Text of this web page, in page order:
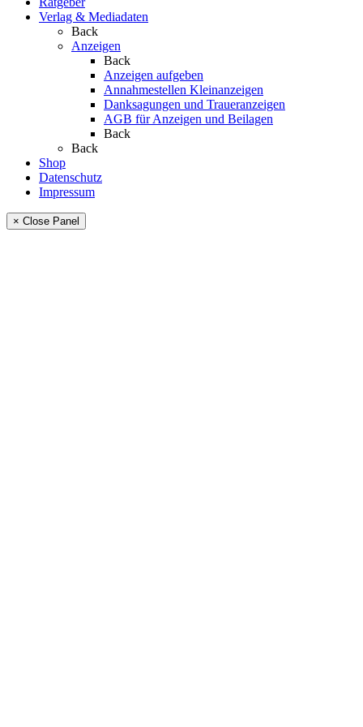
Verlag & Mediadaten
Back
Anzeigen
Back
Anzeigen aufgeben
Annahmestellen Kleinanzeigen
Danksagungen und Traueranzeigen
AGB für Anzeigen und Beilagen
Back
Back
Shop
Datenschutz
Impressum
× Close Panel